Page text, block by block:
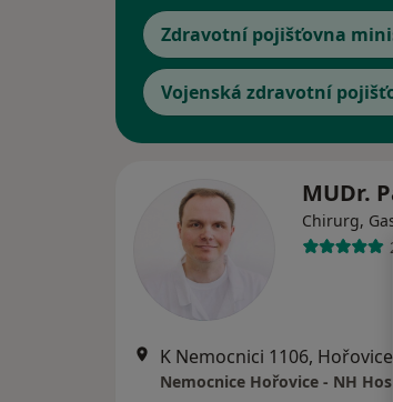
Zdravotní pojišťovna
Vojenská zdravotní
MUDr.
Chirurg,
K Nemocnici 1106, Hořovice
Nemocnice Hořovice - NH